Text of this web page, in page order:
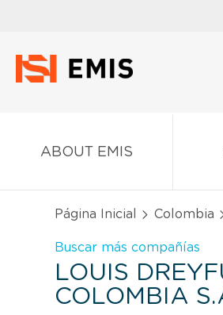
ABOUT EMIS
Página Inicial Colombia
Buscar más compañías
LOUIS
COLOMBIA